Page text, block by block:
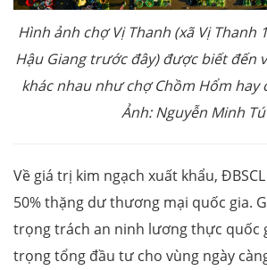
Hình ảnh chợ Vị Thanh (xã Vị Thanh
Hậu Giang trước đây) được biết đến
khác nhau như chợ Chồm Hổm hay
Ảnh: Nguyễn Minh Tú
Về giá trị kim ngạch xuất khẩu,
50% thặng dư thương mại quốc gia.
trọng trách an ninh lương thực quốc
trọng tổng đầu tư cho vùng ngày